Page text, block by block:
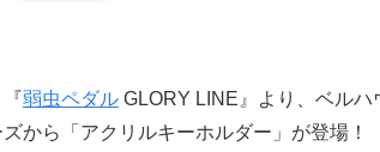
弱虫ペダル GLORY LINE』より、ベルハ
ズから「アクリルキーホルダー」が登場！